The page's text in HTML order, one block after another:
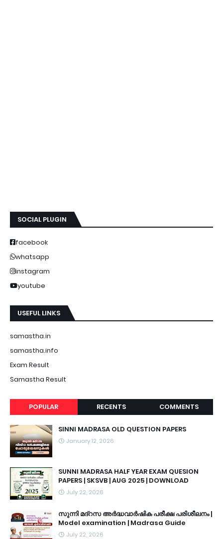
SOCIAL PLUGIN
facebook
whatsapp
instagram
youtube
USEFUL LINKS
samastha.in
samastha.info
Exam Result
Samastha Result
POPULAR RECENTS COMMENTS
SINNI MADRASA OLD QUESTION PAPERS
January 12, 2026
SUNNI MADRASA HALF YEAR EXAM QUESION
PAPERS | SKSVB | AUG 2025 | DOWNLOAD
July 22, 2026
സുന്നി മദ്റസ അർദ്ധവാർഷിക പരീക്ഷ പരിശീലനം |
Model examination | Madrasa Guide
July 22, 2026